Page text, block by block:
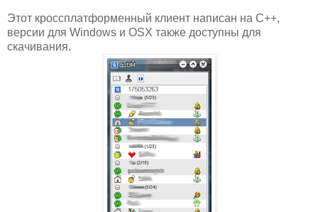
Этот кроссплатформенный клиент написан на C++,
версии для Windows и OSX также доступны для
скачивания.